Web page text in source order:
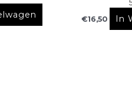
€16,50 In